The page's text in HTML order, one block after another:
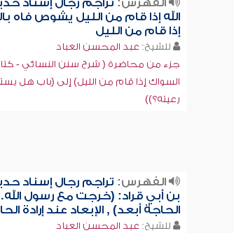
الفهرس: تراجم رجال إسناد
الله إذا قام من الليل يشوص فاه
إذا قام من الليل
للشيخ: عبد المحسن العباد
جزء من محاضرة ( شرح سنن النسائي -
السواك إذا قام من الليل) إلى (باب هل
رعيته؟))
الفهرس: تراجم رجال إسناد
بن أبي قراد: (خرجت مع رسول الله...
الحاجة أبعد) , الإبعاد عند إرادة
للشيخ: عبد المحسن العباد